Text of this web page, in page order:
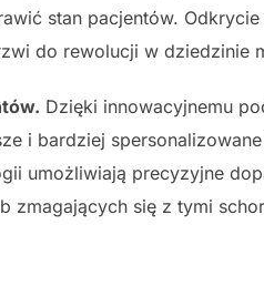
stan pacjentów.
do rewolucji w dziedzinie
Dzięki innowacyjnemu
i bardziej
umożliwiają precyzyjne
się z tymi